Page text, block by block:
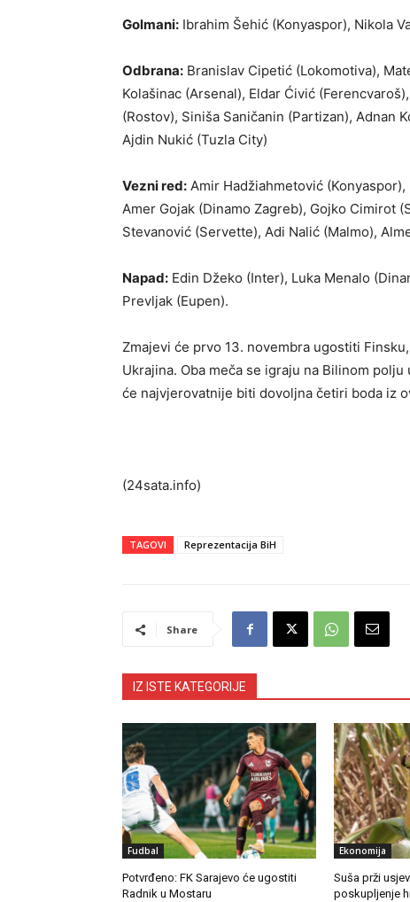
Golmani: Ibrahim Šehić (Konyaspor), Nikola
Odbrana: Branislav Cipetić (Lokomotiva),
Kolašinac (Arsenal), Eldar Ćivić
(Rostov), Siniša Saničanin (Partizan), Adnan
Ajdin Nukić (Tuzla City)
Vezni red: Amir Hadžiahmetović
Amer Gojak (Dinamo Zagreb), Gojko Cimirot
Stevanović (Servette), Adi Nalić (Malmo),
Napad: Edin Džeko (Inter), Luka Menalo
Prevljak (Eupen).
Zmajevi će prvo 13. novembra ugostiti
Ukrajina. Oba meča se igraju na Bilinom
će najvjerovatnije biti dovoljna četiri boda iz
(24sata.info)
TAGOVI Reprezentacija BiH
Share
IZ ISTE KATEGORIJE
Fudbal
Potvrđeno: FK Sarajevo će ugostiti
Radnik u Mostaru
Ekonomija
Suša prži
poskupljenje